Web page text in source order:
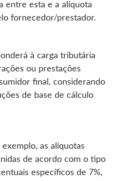
entre esta e a alíquota
fornecedor/prestador.
à carga tributária
ou prestações
final, considerando
de base de cálculo
as alíquotas
de acordo com o tipo
específicos de 7%,